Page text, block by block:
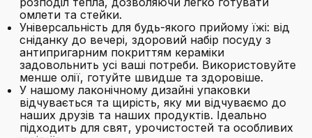
омлети та стейки.
Універсальність для будь-якого прийому їжі: від
сніданку до вечері, здоровий набір посуду з
антипригарним покриттям кераміки
задовольнить усі ваші потреби. Використовуйте
менше олії, готуйте швидше та здоровіше.
У нашому лаконічному дизайні упаковки
відчувається та щирість, яку ми відчуваємо до
наших друзів та наших продуктів. Ідеально
підходить для свят, урочистостей та особливих